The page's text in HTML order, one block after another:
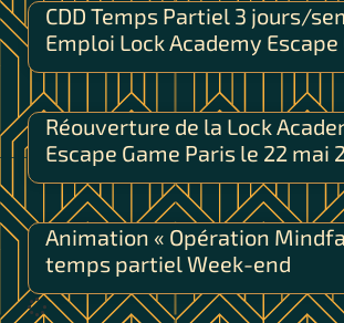
CDD Temps Partiel 3 jours/
Emploi Lock Academy Escape
Réouverture de la Lock
Escape Game Paris le 22 mai
Animation « Opération
temps partiel Week-end